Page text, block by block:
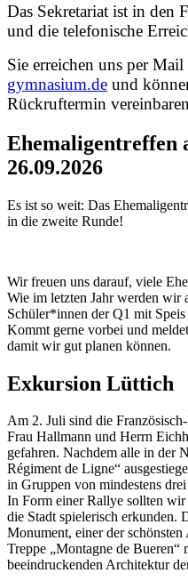
Das Sekretariat ist in den
und die telefonische
Sie erreichen uns per Mail
gymnasium.de und
Rückruftermin
Ehemaligentreffen
26.09.2026
Es ist so weit: Das
in die zweite Runde!
Wir freuen uns darauf, viele
Wie im letzten Jahr werden wir
Schüler*innen der Q1 mit
Kommt gerne vorbei und
damit wir gut planen können.
Exkursion Lüttich
Am 2. Juli sind die
Frau Hallmann und Herrn
gefahren. Nachdem alle in der
Régiment de Ligne“
in Gruppen von mindestens
In Form einer Rallye sollten
die Stadt spielerisch erkunden.
Monument, einer der
Treppe „Montagne de
beeindruckenden Architektur